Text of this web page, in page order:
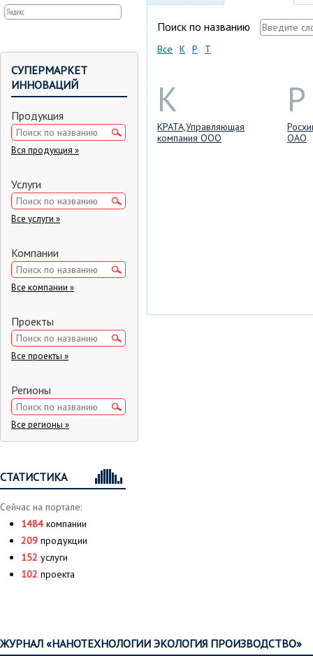
Поиск по названию
Все К Р Т
К
КРАТА,Управляющая
компания ООО
Р
ОАО
СУПЕРМАРКЕТ
ИННОВАЦИЙ
Продукция
Вся продукция »
Услуги
Все услуги »
Компании
Все компании »
Проекты
Все проекты »
Регионы
Все регионы »
СТАТИСТИКА
Сейчас на портале:
1484компании
209 продукции
152 услуги
102 проекта
ЖУРНАЛ «НАНОТЕХНОЛОГИИ ЭКОЛОГИЯ ПРОИЗВОДСТВО»